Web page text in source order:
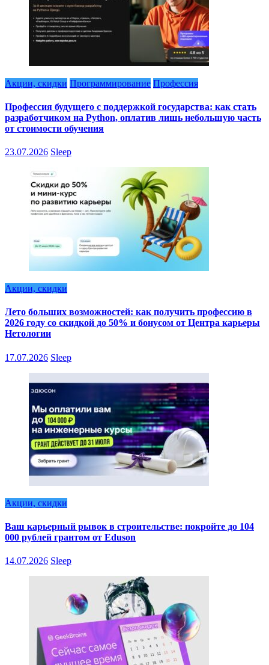
Акции, скидки Программирование Профессия
Профессия будущего с поддержкой государства: как стать
разработчиком на Python, оплатив лишь небольшую часть
от стоимости обучения
23.07.2026 Sleep
Акции, скидки
Лето больших возможностей: как получить профессию в
2026 году со скидкой до 50% и бонусом от Центра карьеры
Нетологии
17.07.2026 Sleep
Акции, скидки
Ваш карьерный рывок в строительстве: покройте до 104
000 рублей грантом от Eduson
14.07.2026 Sleep